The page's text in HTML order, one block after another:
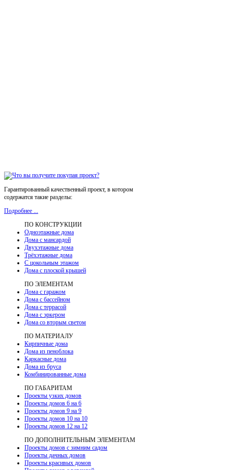
Гарантированный качественный проект, в котором
содержатся такие разделы:
Подробнее ...
ПО КОНСТРУКЦИИ
Одноэтажные дома
Дома с мансардой
Двухэтажные дома
Трёхэтажные дома
С цокольным этажом
Дома с плоской крышей
ПО ЭЛЕМЕНТАМ
Дома с гаражом
Дома с бассейном
Дома с террасой
Дома с эркером
Дома со вторым светом
ПО МАТЕРИАЛУ
Кирпичные дома
Дома из пеноблока
Каркасные дома
Дома из бруса
Комбинированные дома
ПО ГАБАРИТАМ
Проекты узких домов
Проекты домов 6 на 6
Проекты домов 9 на 9
Проекты домов 10 на 10
Проекты домов 12 на 12
ПО ДОПОЛНИТЕЛЬНЫМ ЭЛЕМЕНТАМ
Проекты домов с зимним садом
Проекты дачных домов
Проекты красивых домов